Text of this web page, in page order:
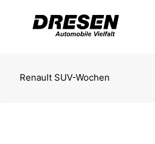
Renault SUV-Wochen